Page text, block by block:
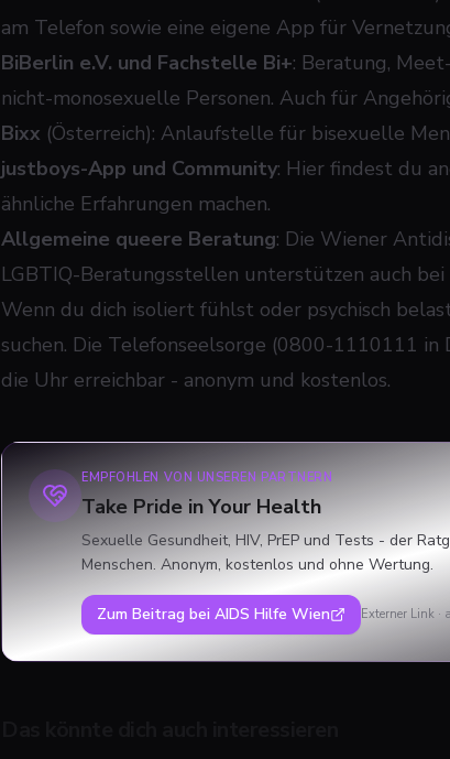
am Telefon sowie eine eigene App für
BiBerlin e.V. und Fachstelle Bi+: Beratung,
nicht-monosexuelle Personen. Auch für
Bixx (Österreich): Anlaufstelle für bisexuelle
justboys-App und Community: Hier findest du
ähnliche Erfahrungen machen.
Allgemeine queere Beratung: Die Wiener
LGBTIQ-Beratungsstellen unterstützen auch bei
Wenn du dich isoliert fühlst oder psychisch
suchen. Die Telefonseelsorge (0800-1110111
die Uhr erreichbar - anonym und kostenlos.
EMPFOHLEN VON UNSEREN PARTNERN
Take Pride in Your Health
Sexuelle Gesundheit, HIV, PrEP und Tests - der
Menschen. Anonym, kostenlos und ohne Wertung.
Zum Beitrag bei AIDS Hilfe Wien Externer Link ·